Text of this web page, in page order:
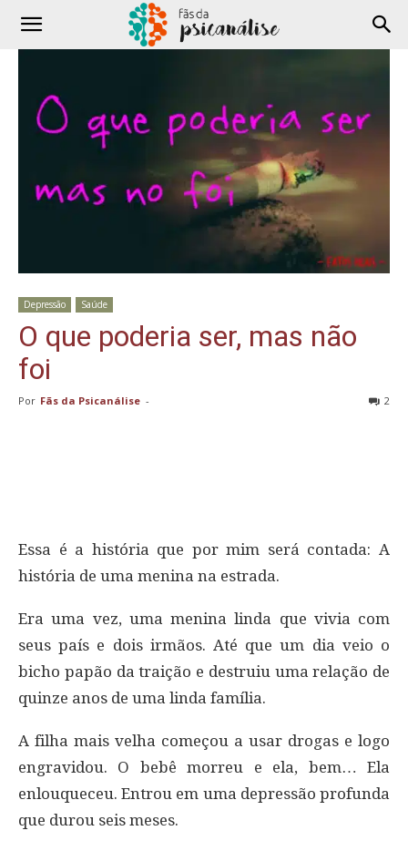
Depressão Saúde
O que poderia ser, mas não
foi
Por Fãs da Psicanálise - 2
Essa é a história que por mim será contada: A
história de uma menina na estrada.
Era uma vez, uma menina linda que vivia com
seus país e dois irmãos. Até que um dia veio o
bicho papão da traição e destruiu uma relação de
quinze anos de uma linda família.
A filha mais velha começou a usar drogas e logo
engravidou. O bebê morreu e ela, bem… Ela
enlouqueceu. Entrou em uma depressão profunda
que durou seis meses.